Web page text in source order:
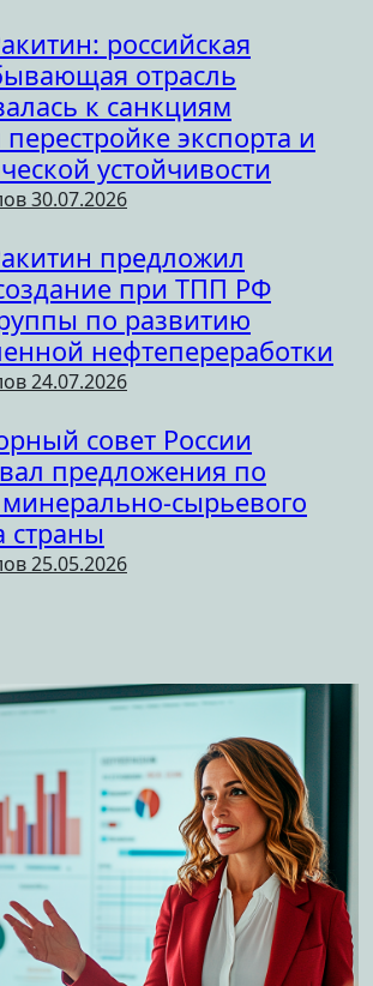
российская
отрасль
к санкциям
экспорта и
устойчивости
30.07.2026
предложил
при ТПП РФ
по развитию
нефтепереработки
24.07.2026
совет России
предложения по
сырьевого
страны
25.05.2026